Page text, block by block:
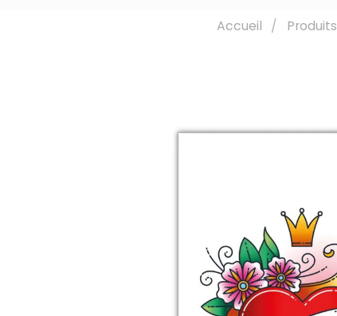
Accueil Produits